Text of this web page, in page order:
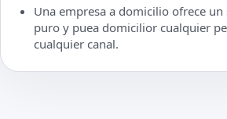
Una empresa a domicilio ofrece
puro y puea domicilior cualquier
cualquier canal.